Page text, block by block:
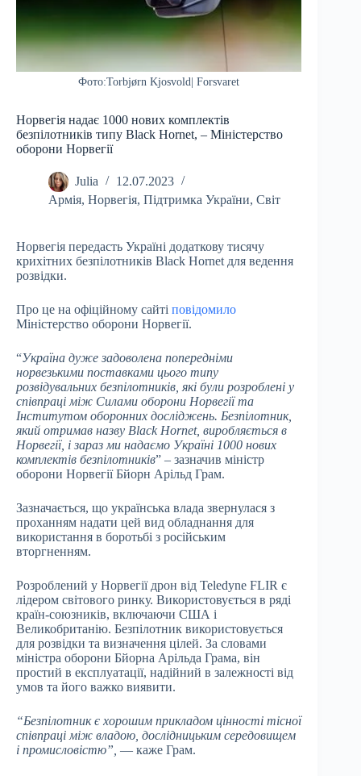
Фото:Torbjørn Kjosvold| Forsvaret
Норвегія надає 1000 нових комплектів
безпілотників типу Black Hornet, – Міністерство
оборони Норвегії
Julia
12.07.2023
Армія, Норвегія, Підтримка України, Світ
Норвегія передасть Україні додаткову тисячу
крихітних безпілотників Black Hornet для ведення
розвідки.
Про це на офіційному сайті повідомило
Міністерство оборони Норвегії.
“Україна дуже задоволена попередніми
норвезькими поставками цього типу
розвідувальних безпілотників, які були розроблені у
співпраці між Силами оборони Норвегії та
Інститутом оборонних досліджень. Безпілотник,
який отримав назву Black Hornet, виробляється в
Норвегії, і зараз ми надаємо Україні 1000 нових
комплектів безпілотників” – зазначив міністр
оборони Норвегії Бйорн Арільд Грам.
Зазначається, що українська влада звернулася з
проханням надати цей вид обладнання для
використання в боротьбі з російським
вторгненням.
Розроблений у Норвегії дрон від Teledyne FLIR є
лідером світового ринку. Використовується в ряді
країн-союзників, включаючи США і
Великобританію. Безпілотник використовується
для розвідки та визначення цілей. За словами
міністра оборони Бйорна Арільда ​​Грама, він
простий в експлуатації, надійний в залежності від
умов та його важко виявити.
“Безпілотник є хорошим прикладом цінності тісної
співпраці між владою, дослідницьким середовищем
і промисловістю”, — каже Грам.